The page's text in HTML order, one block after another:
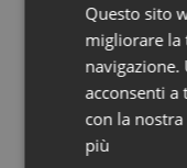
Dall’introduzione
per le nuove
aumentate. Le
di gregge, con
al 95% per le
anti-tetanica, anti-
Questo sito
migliorare la
acconsenti
con la
più